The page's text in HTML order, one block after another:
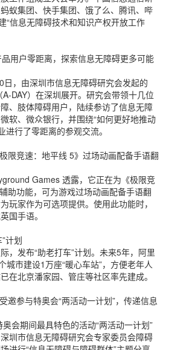
蚁集团、快手集团、饿了么、腾讯、哔
“信息无障碍技术和知识产权开放工作
用户零距离，探索信息无障碍更多可能
日，由深圳市信息无障碍研究会发起的
A-DAY）在深圳展开。研究会带领十几位
、肢体障碍用户，陆续参访了信息无障
软、微众银行，并围绕“如何更好地推动
行了零距离的参观交流。
限竞速：地平线 5》过场动画配备手语翻
Games 透露，它正在为《极限竞
助功能，可为游戏过场动画配备手语翻
玩家作为可选项提供。使用此功能时，
国手语。
计划
，发布“助老打车”计划。未来5年，阿里
城市建设1万座“暖心车站”，方便老年人
在北京潘家园、管庄等社区率先建成。
邀参与特奥会“两活动一计划”，传递信息
会期间最具特色的活动“两活动一计划”
圳市信息无障碍研究会专家委员会障碍